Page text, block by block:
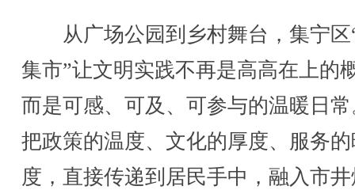
从广场公园到乡村舞台，集宁区
集市”让文明实践不再是高高在上的
而是可感、可及、可参与的温暖日
把政策的温度、文化的厚度、服务
度，直接传递到居民手中，融入市